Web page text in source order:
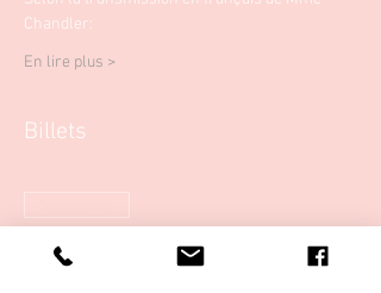
Chandler:
En lire plus >
Billets
Ticket type
Formation LaHoChi